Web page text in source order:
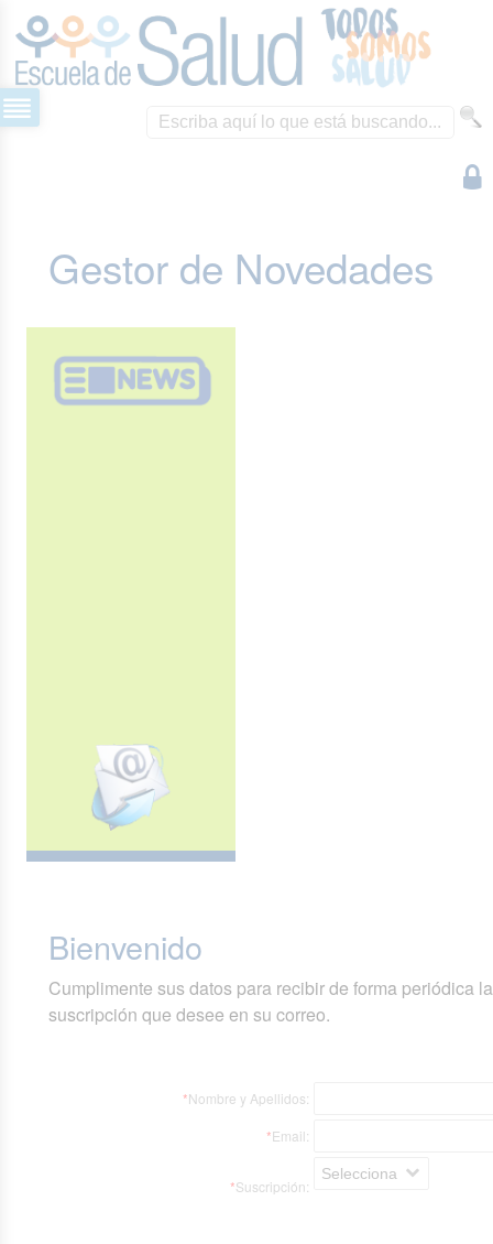
Gestor de Novedades
Bienvenido
Cumplimente sus datos para recibir de forma periódica
suscripción que desee en su correo.
*Nombre y Apellidos:
*Email:
*Suscripción:
Selecciona